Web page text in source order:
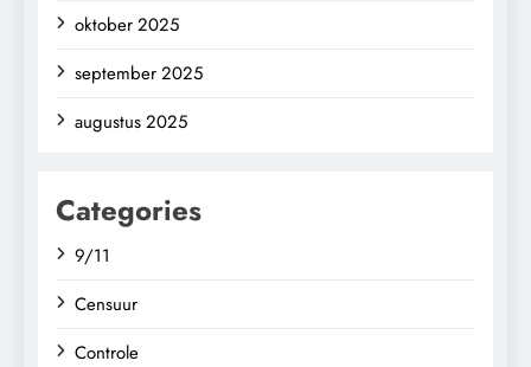
oktober 2025
september 2025
augustus 2025
Categories
9/11
Censuur
Controle